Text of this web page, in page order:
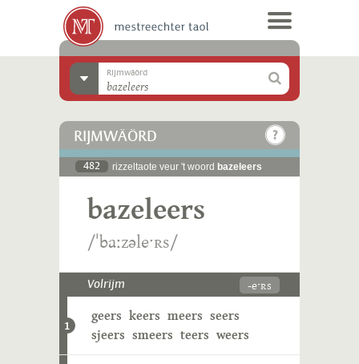
Rijmwäörd
RIJMWÄÖRD
482 rizzeltaote veur 't woord bazeleers
bazeleers
/ˈbaːzəleˑʀs/
Volrijm -eˑʀs
1
geers keers meers seers
sjeers smeers teers weers